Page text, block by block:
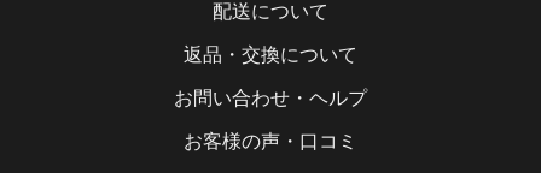
配送について
返品・交換について
お問い合わせ・ヘルプ
お客様の声・口コミ